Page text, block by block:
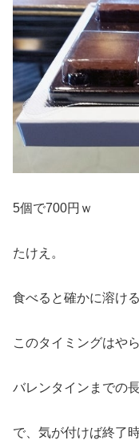
5個で700円ｗ
たけえ。
食べると確かに溶け
このタイミングはや
バレンタインまでの
で、気が付けば終了時